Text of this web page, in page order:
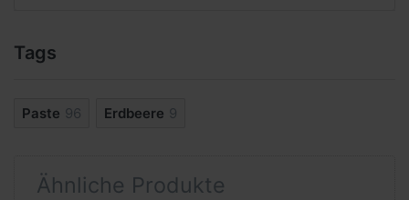
Tags
Paste 96 Erdbeere 9
Ähnliche Produkte